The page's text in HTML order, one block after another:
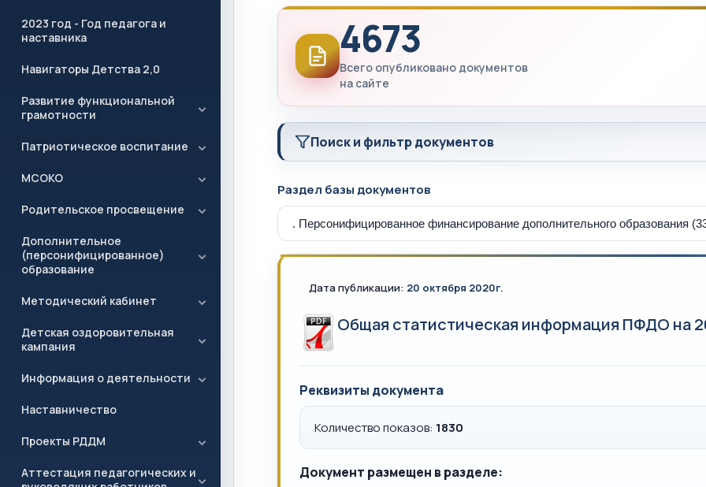
2023 год - Год педагога и
наставника
Навигаторы Детства 2,0
Развитие функциональной
грамотности
Патриотическое воспитание
МСОКО
Родительское просвещение
Дополнительное
(персонифицированное)
образование
Методический кабинет
Детская оздоровительная
кампания
Информация о деятельности
Наставничество
Проекты РДДМ
Аттестация педагогических и
4673
Всего опубликовано документов
на сайте
Поиск и фильтр документов
Раздел базы документов
Дата публикации: 20 октября 2020г.
Общая статистическая информация ПФДО на
Реквизиты документа
Количество показов: 1830
Документ размещен в разделе: